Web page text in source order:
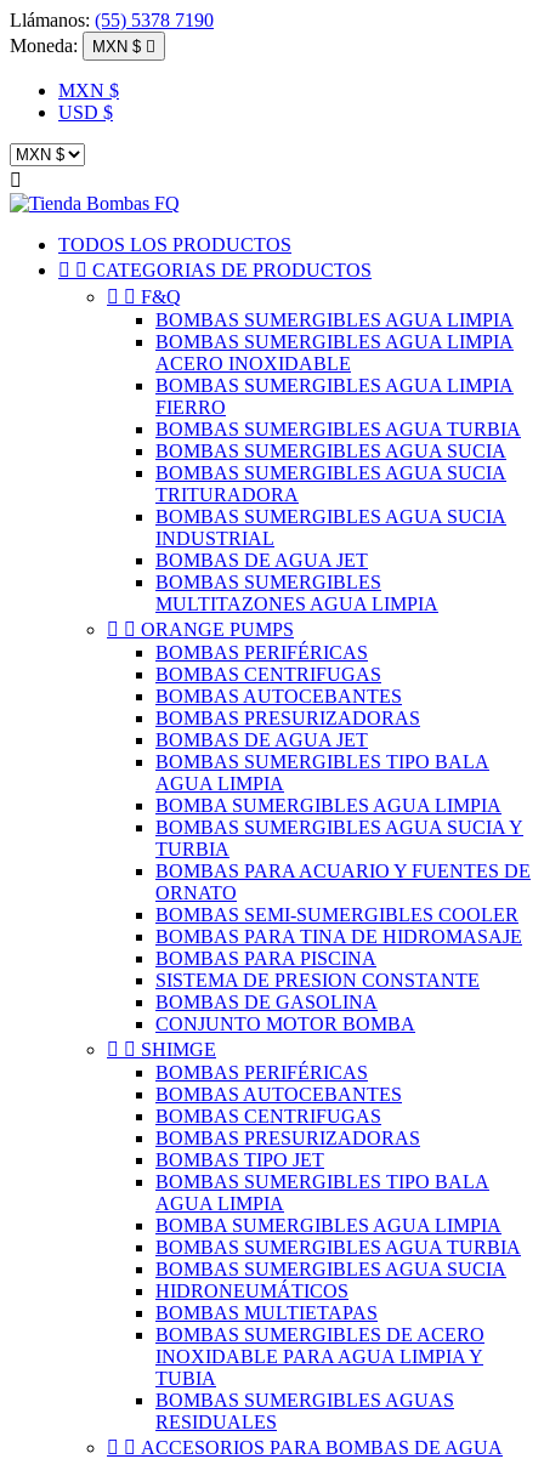
Llámanos: (55) 5378 7190
Moneda:
MXN $ 
MXN $
USD $

TODOS LOS PRODUCTOS
  CATEGORIAS DE PRODUCTOS
  F&Q
BOMBAS SUMERGIBLES AGUA LIMPIA
BOMBAS SUMERGIBLES AGUA LIMPIA
ACERO INOXIDABLE
BOMBAS SUMERGIBLES AGUA LIMPIA
FIERRO
BOMBAS SUMERGIBLES AGUA TURBIA
BOMBAS SUMERGIBLES AGUA SUCIA
BOMBAS SUMERGIBLES AGUA SUCIA
TRITURADORA
BOMBAS SUMERGIBLES AGUA SUCIA
INDUSTRIAL
BOMBAS DE AGUA JET
BOMBAS SUMERGIBLES
MULTITAZONES AGUA LIMPIA
  ORANGE PUMPS
BOMBAS PERIFÉRICAS
BOMBAS CENTRIFUGAS
BOMBAS AUTOCEBANTES
BOMBAS PRESURIZADORAS
BOMBAS DE AGUA JET
BOMBAS SUMERGIBLES TIPO BALA
AGUA LIMPIA
BOMBA SUMERGIBLES AGUA LIMPIA
BOMBAS SUMERGIBLES AGUA SUCIA Y
TURBIA
BOMBAS PARA ACUARIO Y FUENTES DE
ORNATO
BOMBAS SEMI-SUMERGIBLES COOLER
BOMBAS PARA TINA DE HIDROMASAJE
BOMBAS PARA PISCINA
SISTEMA DE PRESION CONSTANTE
BOMBAS DE GASOLINA
CONJUNTO MOTOR BOMBA
  SHIMGE
BOMBAS PERIFÉRICAS
BOMBAS AUTOCEBANTES
BOMBAS CENTRIFUGAS
BOMBAS PRESURIZADORAS
BOMBAS TIPO JET
BOMBAS SUMERGIBLES TIPO BALA
AGUA LIMPIA
BOMBA SUMERGIBLES AGUA LIMPIA
BOMBAS SUMERGIBLES AGUA TURBIA
BOMBAS SUMERGIBLES AGUA SUCIA
HIDRONEUMÁTICOS
BOMBAS MULTIETAPAS
BOMBAS SUMERGIBLES DE ACERO
INOXIDABLE PARA AGUA LIMPIA Y
TUBIA
BOMBAS SUMERGIBLES AGUAS
RESIDUALES
  ACCESORIOS PARA BOMBAS DE AGUA